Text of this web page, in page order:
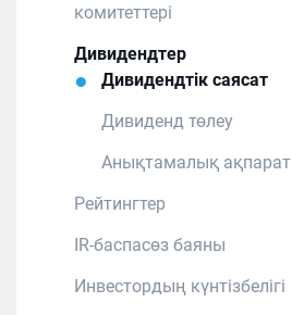
комитеттері
Дивидендтер
Дивидендтік саясат
Дивиденд төлеу
Анықтамалық ақпарат
Рейтингтер
IR-баспасөз баяны
Инвестордың күнтізбелігі